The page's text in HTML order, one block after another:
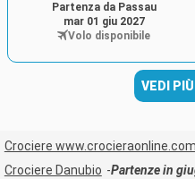
Partenza da Passau
mar 01 giu 2027
Volo disponibile
VEDI
Crociere www.crocieraonline.com
Crociere Danubio
Partenze in